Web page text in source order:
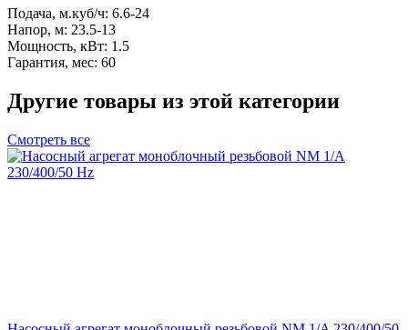
Подача, м.куб/ч: 6.6-24
Напор, м: 23.5-13
Мощность, кВт: 1.5
Гарантия, мес: 60
Другие товары из этой категории
Смотреть все